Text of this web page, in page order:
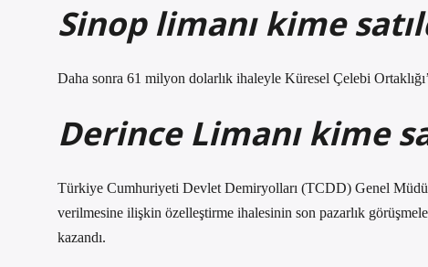
Sinop limanı kime
Daha sonra 61 milyon dolarlık ihaleyle Küresel Çelebi
Derince Limanı kime
Türkiye Cumhuriyeti Devlet Demiryolları (TCDD) Genel
verilmesine ilişkin özelleştirme ihalesinin son pazarlık
kazandı.